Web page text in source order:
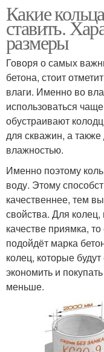
Какие
ставить.
размеры
Говоря о самых
бетона, стоит
влаги. Именно во
использоваться
обустраивают
для скважин, а
влажностью.
Именно поэтому
воду. Этому
качественнее, тем
свойства. Для
качестве приямка,
подойдёт марка
колец, которые
экономить и
меньше.